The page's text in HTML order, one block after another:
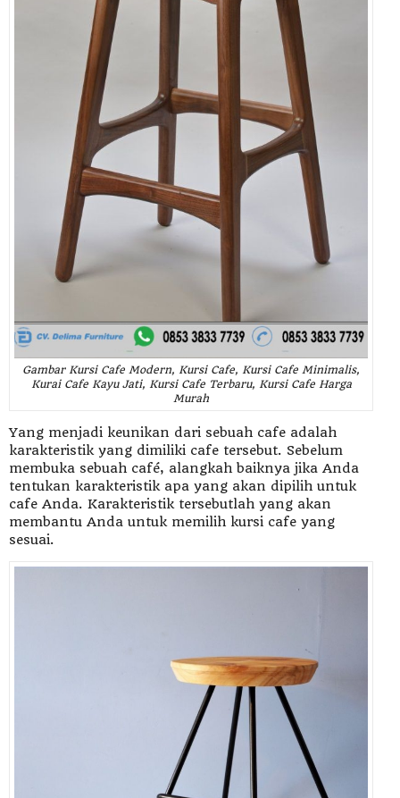
Gambar Kursi Cafe Modern, Kursi Cafe, Kursi Cafe Minimalis,
Kurai Cafe Kayu Jati, Kursi Cafe Terbaru, Kursi Cafe Harga
Murah
Yang menjadi keunikan dari sebuah cafe adalah
karakteristik yang dimiliki cafe tersebut. Sebelum
membuka sebuah café, alangkah baiknya jika Anda
tentukan karakteristik apa yang akan dipilih untuk
cafe Anda. Karakteristik tersebutlah yang akan
membantu Anda untuk memilih kursi cafe yang
sesuai.